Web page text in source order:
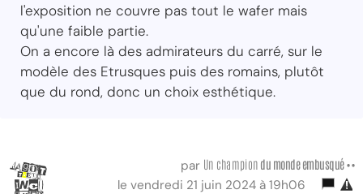
l'exposition ne couvre pas tout le wafer mais
qu'une faible partie.
On a encore là des admirateurs du carré, sur le
modèle des Etrusques puis des romains, plutôt
que du rond, donc un choix esthétique.
par Un champion du monde embusqué ••
le vendredi 21 juin 2024 à 19h06